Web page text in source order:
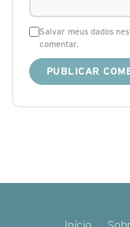
Salvar meus dados
comentar.